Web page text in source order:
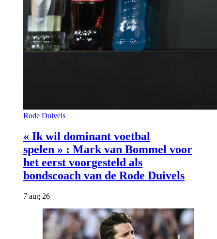
Rode Duivels
« Ik wil dominant voetbal
spelen » : Mark van Bommel voor
het eerst voorgesteld als
bondscoach van de Rode Duivels
7 aug 26